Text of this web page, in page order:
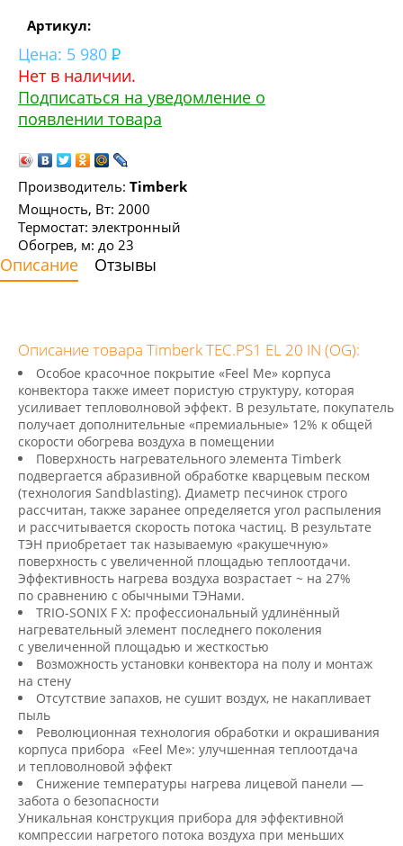
Артикул:
Цена: 5 980
Нет в наличии.
Подписаться на уведомление о
появлении товара
Производитель: Timberk
Мощность, Вт: 2000
Термостат: электронный
Обогрев, м: до 23
Описание Отзывы
Описание товара Timberk TEC.PS1 EL 20 IN (OG):
Особое красочное покрытие «Feel Me» корпуса
конвектора также имеет пористую структуру, которая
усиливает тепловолновой эффект. В результате, покупатель
получает дополнительные «премиальные» 12% к общей
скорости обогрева воздуха в помещении
Поверхность нагревательного элемента Timberk
подвергается абразивной обработке кварцевым песком
(технология Sandblasting). Диаметр песчинок строго
рассчитан, также заранее определяется угол распыления
и рассчитывается скорость потока частиц. В результате
ТЭН приобретает так называемую «ракушечную»
поверхность с увеличенной площадью теплоотдачи.
Эффективность нагрева воздуха возрастает ~ на 27%
по сравнению с обычными ТЭНами.
TRIO-SONIX F X: профессиональный удлинённый
нагревательный элемент последнего поколения
с увеличенной площадью и жесткостью
Возможность установки конвектора на полу и монтаж
на стену
Отсутствие запахов, не сушит воздух, не накапливает
пыль
Революционная технология обработки и окрашивания
корпуса прибора «Feel Me»: улучшенная теплоотдача
и тепловолновой эффект
Снижение температуры нагрева лицевой панели —
забота о безопасности
Уникальная конструкция прибора для эффективной
компрессии нагретого потока воздуха при меньших